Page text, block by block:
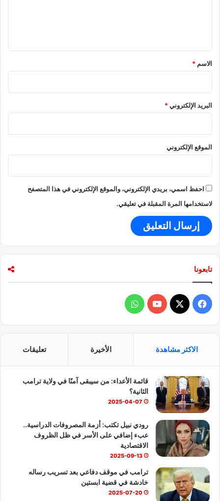
ع
ف
ي
ل
م
ح
ط
ا
ل
ا
د
*
الاسم *
البريد الإلكتروني*
الموقع الإلكتروني
احفظ اسمي، بريدي الإلكتروني، والموقع الإلكتروني في هذا المتصفح
لاستخدامها المرة المقبلة في تعليقي.
تابعونا
ي
و
ك
X
Y
T
u
e
ا
ا
ب
الاكثر مشاهدة الأخيرة تعليقات
قائمة الأعداء: من سيبقى آمنًا في ولاية ترامب
الثانية؟
2025-04-07
رودي نبيل تكتب: أزمة المصروفات الدراسية..
عبء إضافي على الأسر في ظل الظروف
الاقتصادية
2025-09-13
ترامب في موقف دفاعي بعد تسريب رساله
خادشة في قضية ابستين
2025-07-20